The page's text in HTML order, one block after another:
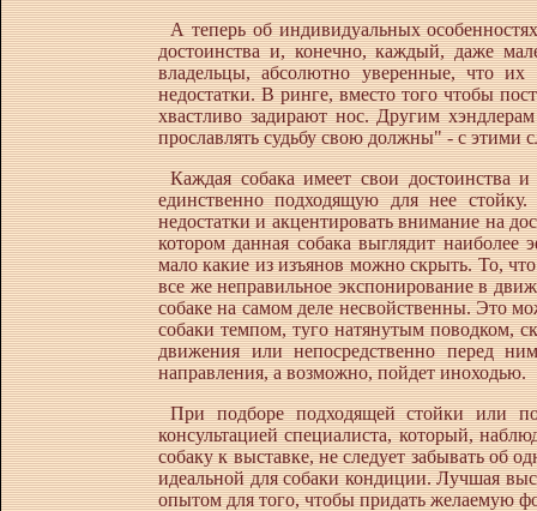
А теперь об индивидуальных
достоинства и, конечно, каждый, даже
владельцы, абсолютно уверенные, что
недостатки. В ринге, вместо того чтобы
хвастливо задирают нос. Другим
прославлять судьбу свою должны" - с этими
Каждая собака имеет свои достоинства
единственно подходящую для нее
недостатки и акцентировать внимание на
котором данная собака выглядит
мало какие из изъянов можно скрыть. То,
все же неправильное экспонирование в
собаке на самом деле несвойственны. Это
собаки темпом, туго натянутым поводком,
движения или непосредственно перед
направления, а возможно, пойдет иноходью.
При подборе подходящей стойки или
консультацией специалиста, который,
собаку к выставке, не следует забывать об
идеальной для собаки кондиции. Лучшая
опытом для того, чтобы придать желаемую